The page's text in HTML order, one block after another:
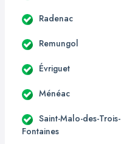
Radenac
Remungol
Évriguet
Ménéac
Saint-Malo-des-Trois-
Fontaines